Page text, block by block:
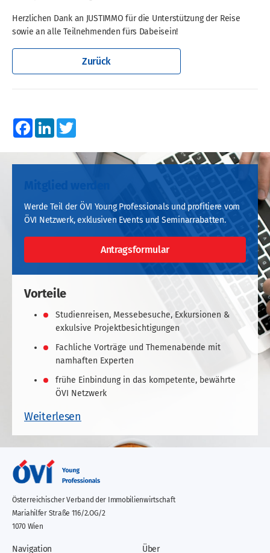
Herzlichen Dank an JUSTIMMO für die Unterstützung der Reise
sowie an alle Teilnehmenden fürs Dabeisein!
Zurück
FacebookLinkedIn
Werde Teil der ÖVI Young Professionals und profitiere vom
ÖVI Netzwerk, exklusiven Events und Seminarrabatten.
Antragsformular
Vorteile
Studienreisen, Messebesuche, Exkursionen &
exkulsive Projektbesichtigungen
Fachliche Vorträge und Themenabende mit
namhaften Experten
frühe Einbindung in das kompetente, bewährte
ÖVI Netzwerk
Weiterlesen
Österreichischer Verband der Immobilienwirtschaft
Mariahilfer Straße 116/2.OG/2
1070 Wien
Navigation Über